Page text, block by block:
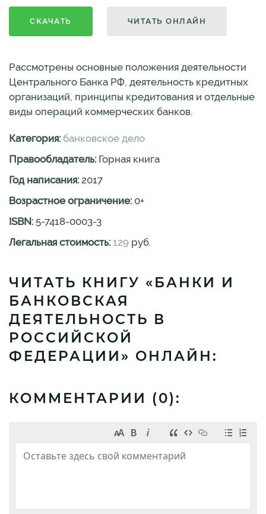
СКАЧАТЬ ЧИТАТЬ ОНЛАЙН
Рассмотрены основные положения деятельности
Центрального Банка РФ, деятельность кредитных
организаций, принципы кредитования и отдельные
виды операций коммерческих банков.
Категория: банковское дело
Правообладатель: Горная книга
Год написания: 2017
Возрастное ограничение: 0+
ISBN: 5-7418-0003-3
Легальная стоимость: 129 руб.
ЧИТАТЬ КНИГУ «БАНКИ И
БАНКОВСКАЯ
ДЕЯТЕЛЬНОСТЬ В
РОССИЙСКОЙ
ФЕДЕРАЦИИ» ОНЛАЙН:
КОММЕНТАРИИ (0):